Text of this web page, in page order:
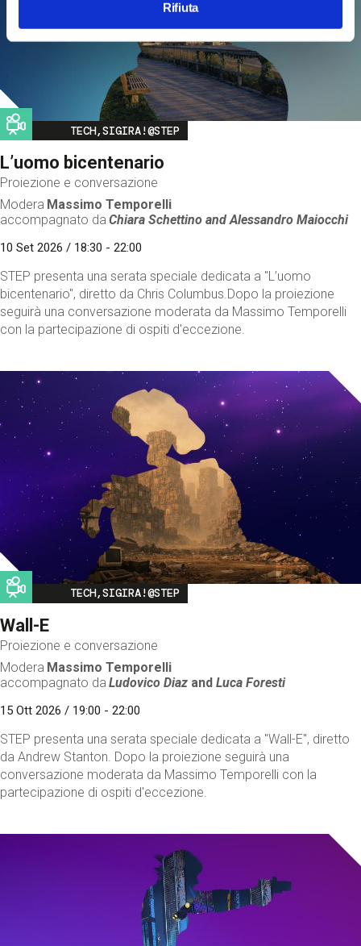
Rifiuta
Image
TECH,SIGIRA!@STEP
L’uomo bicentenario
Proiezione e conversazione
Modera Massimo Temporelli
accompagnato da Chiara Schettino andAlessandro Maiocchi
10 Set 2026 / 18:30 - 22:00
STEP presenta una serata speciale dedicata a "L’uomo
bicentenario", diretto da Chris Columbus.Dopo la proiezione
seguirà una conversazione moderata da Massimo Temporelli
con la partecipazione di ospiti d'eccezione.
Image
TECH,SIGIRA!@STEP
Wall-E
Proiezione e conversazione
Modera Massimo Temporelli
accompagnato da Ludovico Diaz andLuca Foresti
15 Ott 2026 / 19:00 - 22:00
STEP presenta una serata speciale dedicata a "Wall-E", diretto
da Andrew Stanton. Dopo la proiezione seguirà una
conversazione moderata da Massimo Temporelli con la
partecipazione di ospiti d'eccezione.